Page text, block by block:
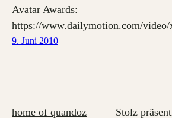
Avatar Awards:
https://www.dailymotion.com/video/
9. Juni 2010
home of quandoz Stolz